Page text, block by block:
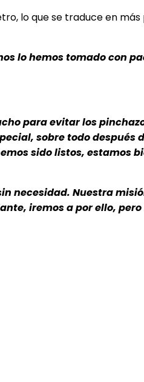
lo que se traduce en
lo hemos tomado con
para evitar los
sobre todo después
sido listos, estamos
necesidad. Nuestra
iremos a por ello,